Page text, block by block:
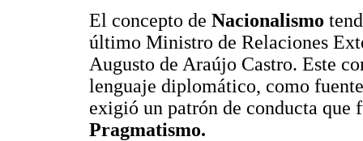
El concepto de Nacionalismo
último Ministro de Relaciones
Augusto de Araújo Castro. Este
lenguaje diplomático, como
exigió un patrón de conducta que
Pragmatismo.